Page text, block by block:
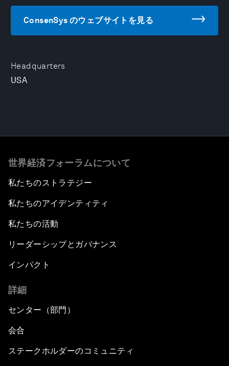
Headquarters
USA
ConsenSys のウェブサイトを見る
世界経済フォーラムについて
私たちのストラテジー
私たちのアイデンティティ
私たちの活動
リーダーシップとガバナンス
インパクト
詳細
センター（部門）
会合
ステークホルダーのコミュニティ